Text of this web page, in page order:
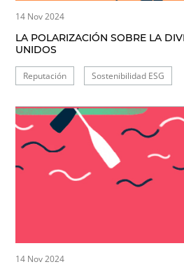
14 Nov 2024
LA POLARIZACIÓN SOBRE LA
UNIDOS
Reputación Sostenibilidad ESG
14 Nov 2024